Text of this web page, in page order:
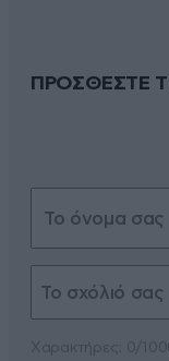
ΠΡΟΣΘΕΣΤΕ